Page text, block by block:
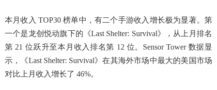
本月收入 TOP30 榜单中，有二个手游收入增长极为显著。第
一个是龙创悦动旗下的《Last Shelter: Survival》，从上月排名
第 21 位跃升至本月收入排名第 12 位。Sensor Tower 数据显
示，《Last Shelter: Survival》在其海外市场中最大的美国市场
对比上月收入增长了 46%。